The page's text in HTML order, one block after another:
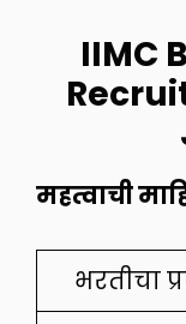
IIMC
महत्वाची
भरतीचा